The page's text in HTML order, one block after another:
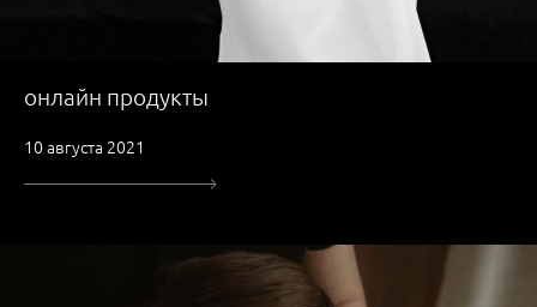
онлайн продукты
10 августа 2021